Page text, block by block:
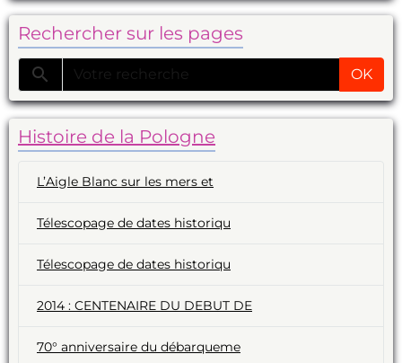
Rechercher sur les pages
OK
Histoire de la Pologne
L’Aigle Blanc sur les mers et
Télescopage de dates historiqu
Télescopage de dates historiqu
2014 : CENTENAIRE DU DEBUT DE
70° anniversaire du débarqueme